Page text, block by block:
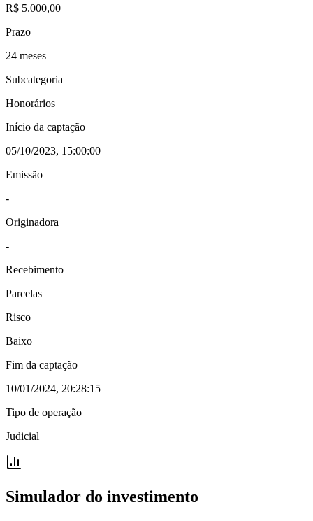
R$ 5.000,00
Prazo
24 meses
Subcategoria
Honorários
Início da captação
05/10/2023, 15:00:00
Emissão
-
Originadora
-
Recebimento
Parcelas
Risco
Baixo
Fim da captação
10/01/2024, 20:28:15
Tipo de operação
Judicial
Simulador do investimento